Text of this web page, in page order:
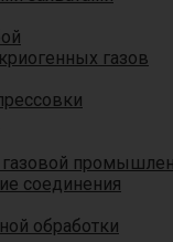
газов
соединения
обработки